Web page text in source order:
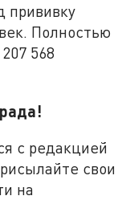
прививку
Полностью
568
с редакцией
свои
на